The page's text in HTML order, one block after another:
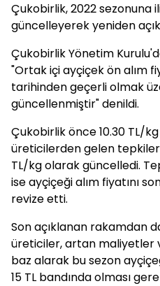
Çukobirlik, 2022 sezonuna
güncelleyerek yeniden
Çukobirlik Yönetim
"Ortak içi ayçiçek ön alım
tarihinden geçerli olmak
güncellenmiştir" denildi.
Çukobirlik önce 10.30 TL/kg
üreticilerden gelen
TL/kg olarak güncelledi.
ise ayçiçeği alım fiyatını
revize etti.
Son açıklanan rakamdan
üreticiler, artan maliyetler
baz alarak bu sezon
15 TL bandında olması